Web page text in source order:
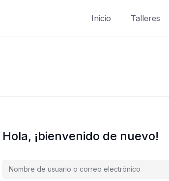
Inicio Talleres
Hola, ¡bienvenido de nuevo!